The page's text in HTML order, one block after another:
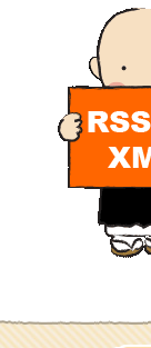
2011年7月(18)
2011年6月
2011年5月
(15)
2011年4月(17)
2011年3月(15)
2011年2月
2011年1月(22)
2010年12月
2010年11月
2010年10月
(16)
2010年6月(18)
新聞屋の道具箱
新聞社で使われる
makotoさんの
東京の巡礼記です
POLYHEDON
いろいろなことが
bunchan
あちこち行って！
目白鍼灸院
日本人の繊細な
ほうげん日記